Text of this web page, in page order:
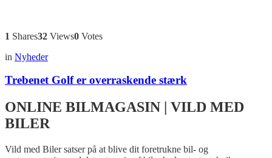
1 Shares32 Views0 Votes
in Nyheder
Trebenet Golf er overraskende stærk
ONLINE BILMAGASIN | VILD MED
BILER
Vild med Biler satser på at blive dit foretrukne bil- og